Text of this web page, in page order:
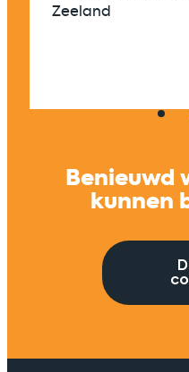
Zeeland
Benieuwd
kunnen